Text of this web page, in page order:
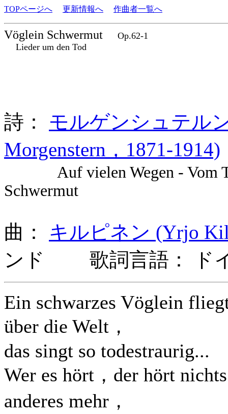
TOPページへ 更新情報へ 作曲者一覧へ
Vöglein Schwermut
Op.62-1
Lieder um den Tod
詩： モルゲンシュテル
Morgenstern，1871-1914)
Auf vielen Wegen - Vom
Schwermut
曲： キルピネン (Yrjo
ンド 歌詞言語： ド
Ein schwarzes Vöglein
über die Welt，
das singt so todestraurig...
Wer es hört，der hört nichts
anderes mehr，